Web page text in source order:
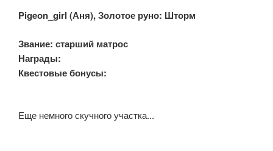
Pigeon_girl (Аня), Золотое руно: Шторм
Звание: старший матрос
Награды:
Квестовые бонусы:
Еще немного скучного участка...